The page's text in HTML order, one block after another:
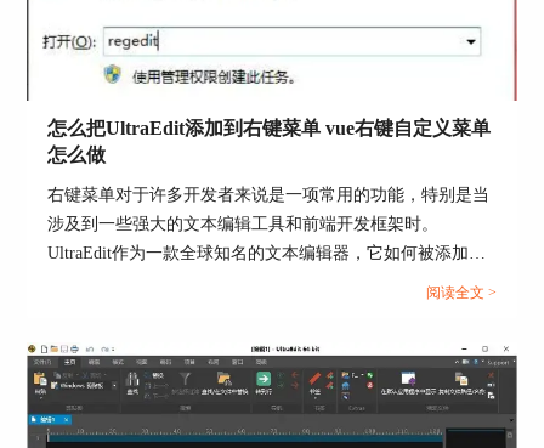
图7：运行结果
%R 用于表示完整路径/名字 (%r 表示长文件名，%R 表示短文件
名)
%RP 可以用于方案的完整路径 (%rp 表示长文件名，%RP 表示短
文件名)
怎么把UltraEdit添加到右键菜单 vue右键自定义菜单
怎么做
右键菜单对于许多开发者来说是一项常用的功能，特别是当
涉及到一些强大的文本编辑工具和前端开发框架时。
UltraEdit作为一款全球知名的文本编辑器，它如何被添加到
右键菜单？又如何在Vue中自定义右键菜单？这些问题都是
到右键菜单和Vue右键自定义菜单怎么做，并探索使用
UltraEdit菜单的好处。...
阅读全文 >